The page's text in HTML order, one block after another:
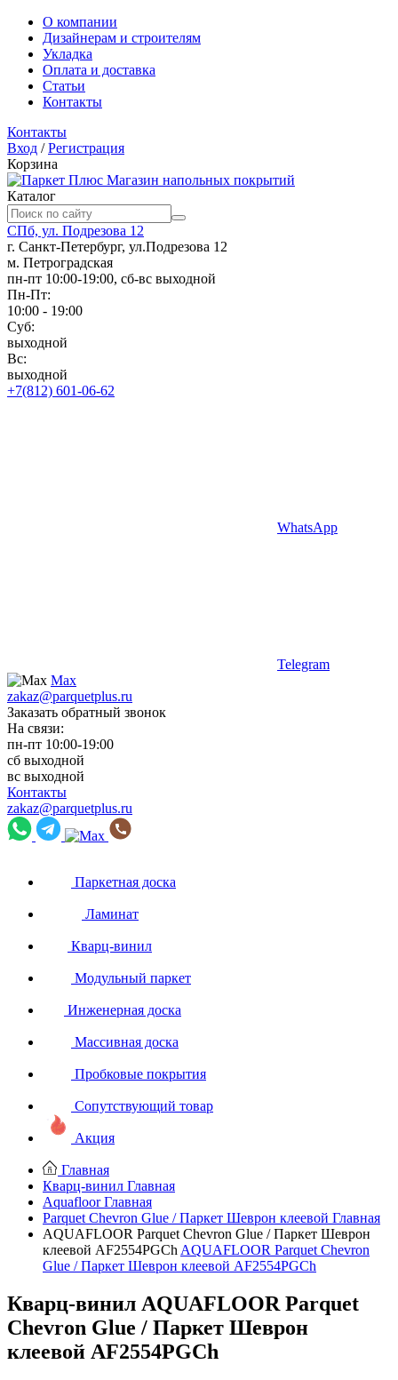
О компании
Дизайнерам и строителям
Укладка
Оплата и доставка
Статьи
Контакты
Контакты
Вход /Регистрация
Корзина
Магазин напольных покрытий
Каталог
СПб, ул. Подрезова 12
г. Санкт-Петербург, ул.Подрезова 12
м. Петроградская
пн-пт 10:00-19:00, сб-вс выходной
Пн-Пт:
10:00 - 19:00
Суб:
выходной
Вс:
выходной
+7(812) 601-06-62
WhatsApp
Telegram
Max
zakaz@parquetplus.ru
Заказать обратный звонок
На связи:
пн-пт 10:00-19:00
сб выходной
вс выходной
Контакты
zakaz@parquetplus.ru
Паркетная доска
Ламинат
Кварц-винил
Модульный паркет
Инженерная доска
Массивная доска
Пробковые покрытия
Сопутствующий товар
Акция
Главная
Кварц-винил Главная
Aquafloor Главная
Parquet Chevron Glue / Паркет Шеврон клеевой Главная
AQUAFLOOR Parquet Chevron Glue / Паркет Шеврон
клеевой AF2554PGCh AQUAFLOOR Parquet Chevron
Glue / Паркет Шеврон клеевой AF2554PGCh
Кварц-винил AQUAFLOOR Parquet
Chevron Glue / Паркет Шеврон
клеевой AF2554PGCh